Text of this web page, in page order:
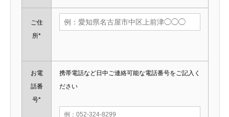
ご住
所*
お電
話番
号*
携帯電話など日中ご連絡可能な電話番号をご記入く
ださい